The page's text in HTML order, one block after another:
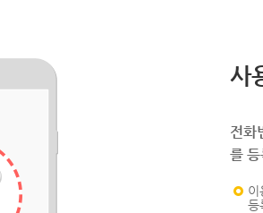
사
전화
를 등
이
등